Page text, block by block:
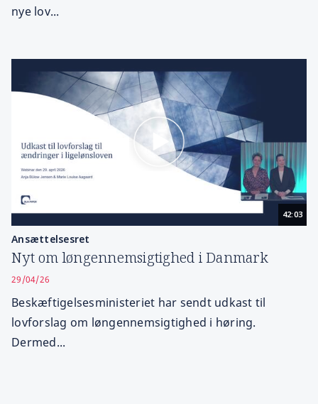
nye lov...
42:03
Ansættelsesret
Nyt om løngennemsigtighed i Danmark
29/04/26
Beskæftigelsesministeriet har sendt udkast til
lovforslag om løngennemsigtighed i høring.
Dermed...